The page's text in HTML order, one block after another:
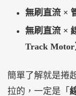
無刷直流 ×
無刷直流 ×
Track Motor
簡單了解就是捲
拉的，一定是「